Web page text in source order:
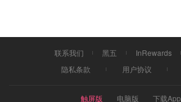
联系我们 黑五 InRewards
隐私条款
用户协议
触屏版 电脑版 下载App